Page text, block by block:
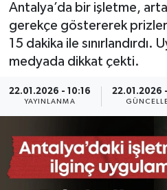
Antalya’da bir işletme,
gerekçe göstererek
15 dakika ile sınırlandırdı.
medyada dikkat çekti.
22.01.2026 - 10:16
YAYINLANMA
22.01.2026
Spor
Yaşam
Dünya
Eğitim
Tüm Manşetler
Son Dakika Haberleri